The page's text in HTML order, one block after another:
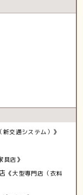
新交通システム）》
具店》
《大型専門店（衣料